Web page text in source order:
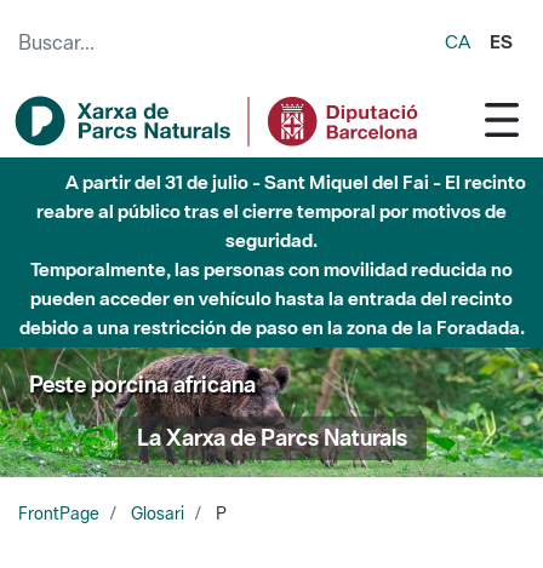
CA ES
Hasta diciembre de 2026 - Parque Fluvial Besós -
Afectaciones en el cauce del Parque Fluvial del Besòs debido
a obras de construcción de una pasarela sobre el río
Peste porcina africana
La Xarxa de Parcs Naturals
FrontPage Glosari P